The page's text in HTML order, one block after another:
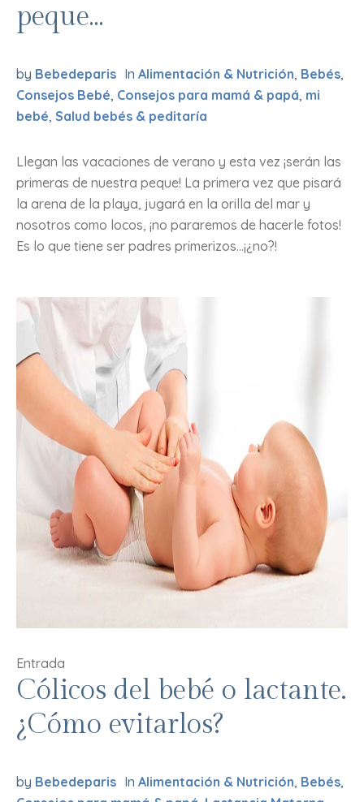
peque…
by Bebedeparis In Alimentación & Nutrición, Bebés,
Consejos Bebé, Consejos para mamá & papá, mi
bebé, Salud bebés & peditaría
Llegan las vacaciones de verano y esta vez ¡serán las
primeras de nuestra peque! La primera vez que pisará
la arena de la playa, jugará en la orilla del mar y
nosotros como locos, ¡no pararemos de hacerle fotos!
Es lo que tiene ser padres primerizos...¡¿no?!
Entrada
Cólicos del bebé o lactante.
¿Cómo evitarlos?
by Bebedeparis In Alimentación & Nutrición, Bebés,